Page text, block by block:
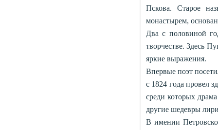
Пскова. Старое
монастырем,
Два с половиной
творчестве. Здесь
яркие выражения.
Впервые поэт
с 1824 года провел
среди которых
другие шедевры
В имении